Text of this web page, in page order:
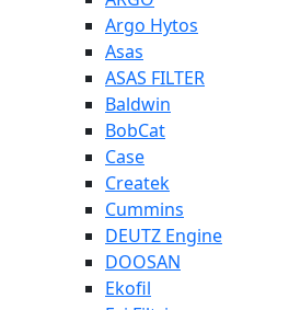
Argo Hytos
Asas
ASAS FILTER
Baldwin
BobCat
Case
Createk
Cummins
DEUTZ Engine
DOOSAN
Ekofil